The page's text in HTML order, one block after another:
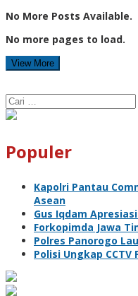
No More Posts Available.
No more pages to load.
View More
Cari
untuk:
Populer
Kapolri Pantau
Asean
Gus Iqdam
Forkopimda Jawa
Polres Panorogo
Polisi Ungkap